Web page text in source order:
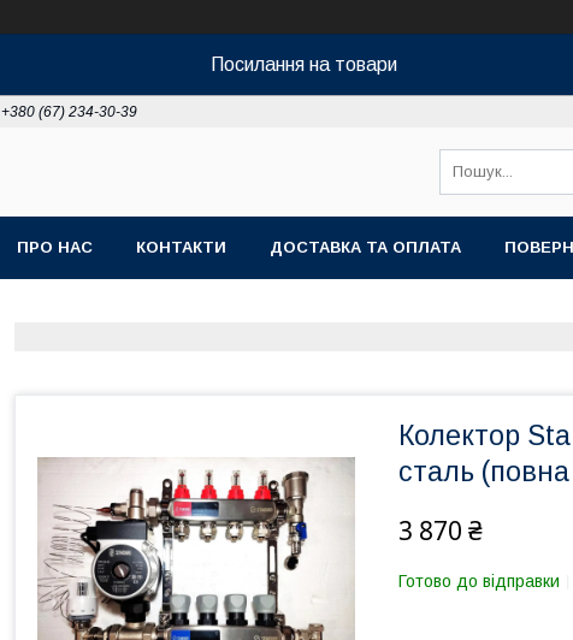
Посилання на товари
+380 (67) 234-30-39
ПРО НАС КОНТАКТИ ДОСТАВКА ТА ОПЛАТА
Колектор
сталь
3 870 ₴
Готово до відправки